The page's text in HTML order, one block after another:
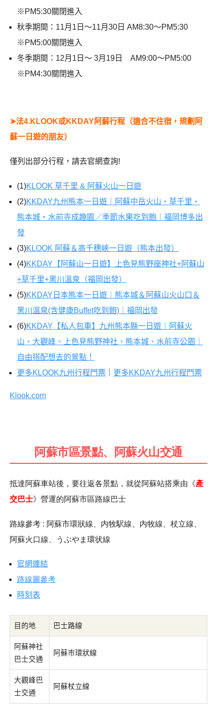
※PM5:30關閉進入
秋季期間：11月1日～11月30日 AM8:30～PM5:30
※PM5:00關閉進入
冬季期間：12月1日～ 3月19日 AM9:00～PM5:00
※PM4:30關閉進入
➤法4.KLOOK或KKDAY阿蘇行程（適合不住宿，規劃阿
蘇一日遊的朋友）
僅列出部分行程，請去官網查詢!
(1)KLOOK 草千里 & 阿蘇火山一日遊
(2)KKDAY九州熊本一日遊｜阿蘇中岳火山・草千里・
熊本城・水前寺成趣園／季節水果吃到飽｜福岡博多出
發
(3)KLOOK 阿蘇＆高千穗峽一日遊（熊本出發）
(4)KKDAY【阿蘇山一日遊】上色見熊野座神社+阿蘇山
+草千里+黑川溫泉（福岡出發）
(5)KKDAY日本熊本一日遊｜熊本城＆阿蘇山火山口＆
黑川溫泉(含健康Buffet吃到飽)｜福岡出發
(6)KKDAY【私人包車】九州熊本縣一日遊｜阿蘇火
山、大觀峰、上色見熊野神社、熊本城、水前寺公園｜
自由搭配想去的景點！
更多KLOOK九州行程門票
更多KKDAY九州行程門票
Klook.com
阿蘇市區景點、阿蘇火山交通
抵達阿蘇車站後，要往返各景點， 就從阿蘇站搭乘由《產
交巴士》營運的阿蘇市區路線巴士
路線參考 : 阿蘇市環狀線、内牧駅線、内牧線、杖立線、
阿蘇火口線、うぶやま環状線
官網連結
路線圖參考
時刻表
目的地 巴士路線
阿蘇神社
巴士交通
阿蘇市環狀線
大觀峰巴
士交通
阿蘇杖立線